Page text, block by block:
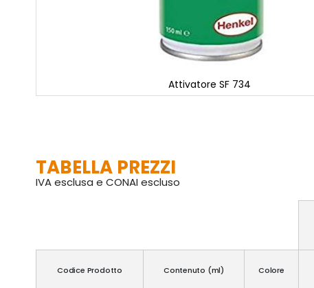
Attivatore SF 734
immagini
TABELLA PREZZI
IVA esclusa e CONAI escluso
Codice Prodotto Contenuto (ml) Colore